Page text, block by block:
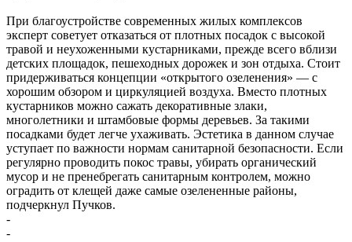
При благоустройстве современных жилых комплексов
эксперт советует отказаться от плотных посадок с высокой
травой и неухоженными кустарниками, прежде всего вблизи
детских площадок, пешеходных дорожек и зон отдыха. Стоит
придерживаться концепции «открытого озеленения» — с
хорошим обзором и циркуляцией воздуха. Вместо плотных
кустарников можно сажать декоративные злаки,
многолетники и штамбовые формы деревьев. За такими
посадками будет легче ухаживать. Эстетика в данном случае
уступает по важности нормам санитарной безопасности. Если
регулярно проводить покос травы, убирать органический
мусор и не пренебрегать санитарным контролем, можно
оградить от клещей даже самые озелененные районы,
подчеркнул Пучков.
-
-